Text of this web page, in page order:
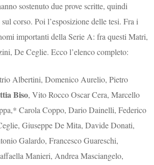
sostenuto due prove scritte, quindi
corso. Poi l’esposizione delle tesi. Fra i
importanti della Serie A: fra questi Matri,
De Ceglie. Ecco l’elenco completo:
Albertini, Domenico Aurelio, Pietro
Biso, Vito Rocco Oscar Cera, Marcello
Carola Coppo, Dario Dainelli, Federico
Giuseppe De Mita, Davide Donati,
Galardo, Francesco Guareschi,
Manieri, Andrea Masciangelo,